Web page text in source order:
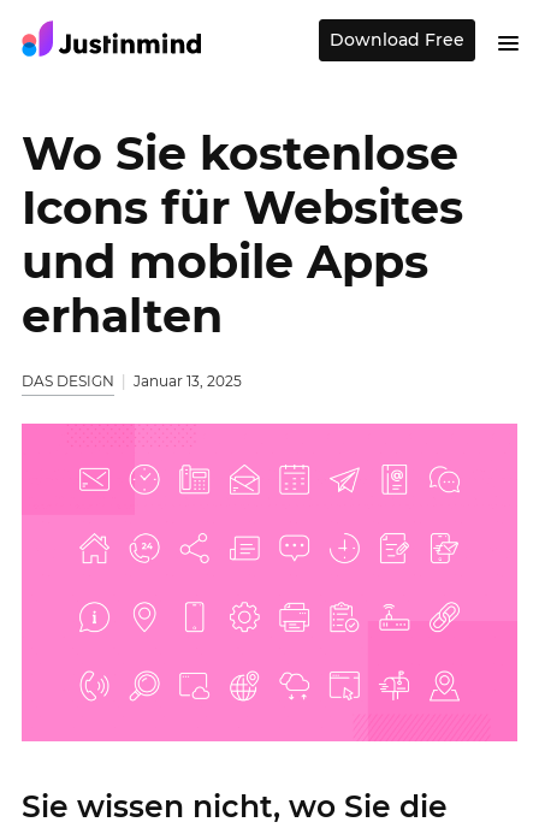
Download Free
Wo Sie kostenlose
Icons für Websites
und mobile Apps
erhalten
DAS DESIGN Januar 13, 2025
Sie wissen nicht, wo Sie die